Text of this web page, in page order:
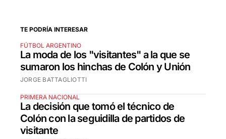
TE PODRÍA INTERESAR
FÚTBOL ARGENTINO
La moda de los "visitantes" a la que se
sumaron los hinchas de Colón y Unión
JORGE BATTAGLIOTTI
PRIMERA NACIONAL
La decisión que tomó el técnico de
Colón con la seguidilla de partidos de
visitante